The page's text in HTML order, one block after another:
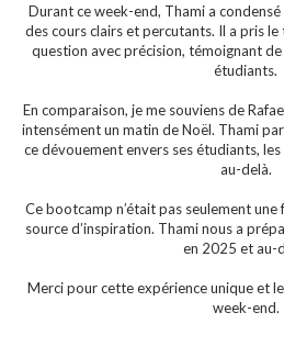
Durant ce week-end, Thami a condensé
des cours clairs et percutants. Il a pris
question avec précision, témoignant
étudiants.
En comparaison, je me souviens de
intensément un matin de Noël. Thami
ce dévouement envers ses étudiants,
au-delà.
Ce bootcamp n’était pas seulement
source d’inspiration. Thami nous a
en 2025 et au-
Merci pour cette expérience unique et
week-end.